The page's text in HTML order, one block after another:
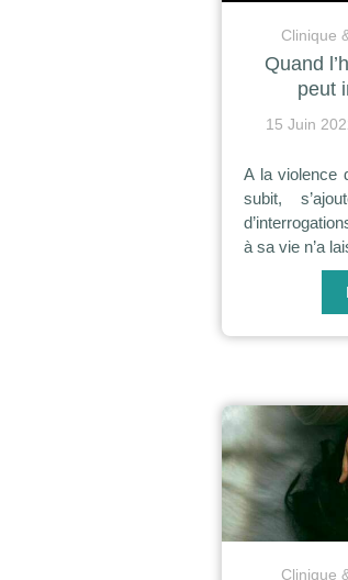
Clinique
Quand
peut
15 Juin
A la violence
subit,
à sa vie n’a
Clinique